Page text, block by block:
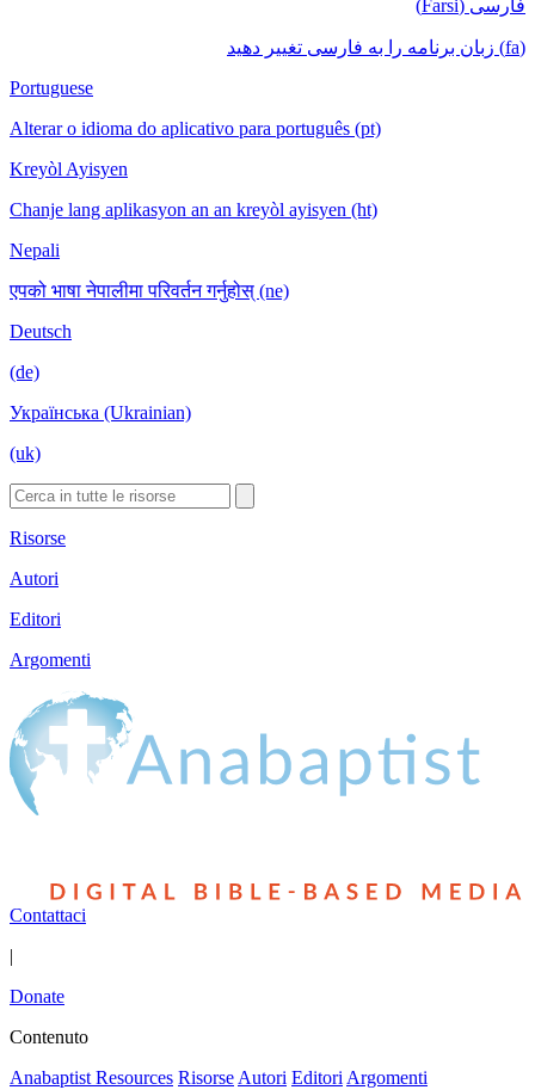
فارسی (Farsi)
(fa) زبان برنامه را به فارسی تغییر دهید
Portuguese
Alterar o idioma do aplicativo para português (pt)
Kreyòl Ayisyen
Chanje lang aplikasyon an an kreyòl ayisyen (ht)
Nepali
एपको भाषा नेपालीमा परिवर्तन गर्नुहोस् (ne)
Deutsch
(de)
Українська (Ukrainian)
(uk)
Risorse
Autori
Editori
Argomenti
Contattaci
|
Donate
Contenuto
Anabaptist Resources Risorse Autori Editori Argomenti